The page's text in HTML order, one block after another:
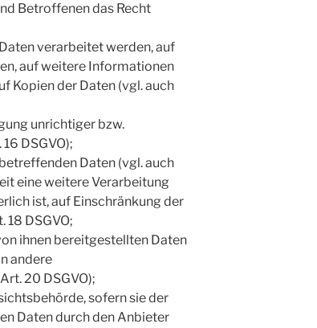
Betroffenen das Recht
verarbeitet werden, auf
auf weitere Informationen
Kopien der Daten (vgl. auch
unrichtiger bzw.
DSGVO);
Daten (vgl. auch
eine weitere Verarbeitung
ist, auf Einschränkung der
DSGVO;
ihnen bereitgestellten Daten
andere
20 DSGVO);
sofern sie der
Daten durch den Anbieter